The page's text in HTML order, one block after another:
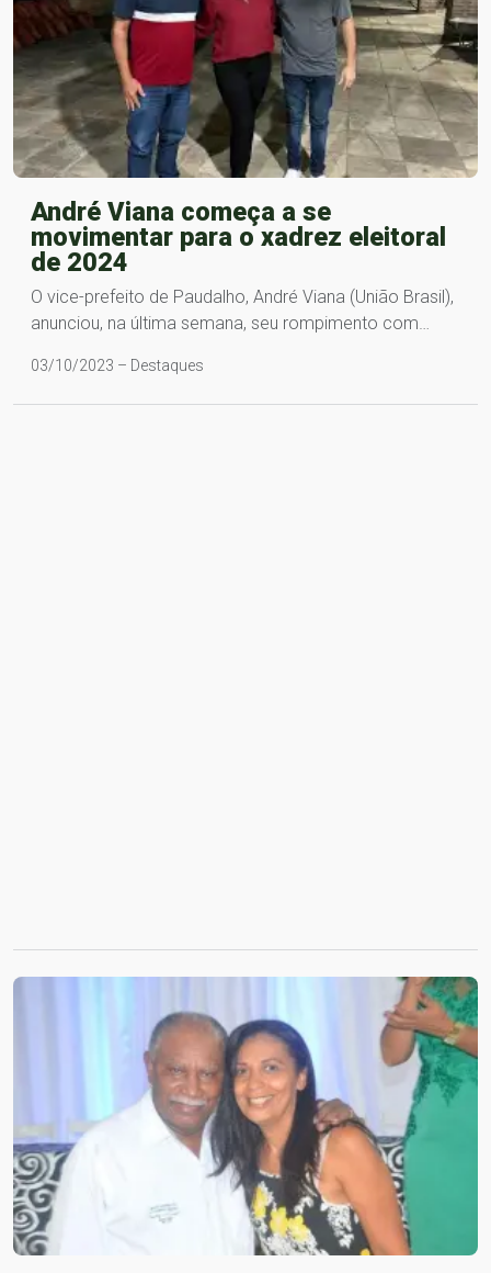
André Viana começa a se
movimentar para o xadrez eleitoral
de 2024
O vice-prefeito de Paudalho, André Viana (União Brasil),
anunciou, na última semana, seu rompimento com…
03/10/2023 – Destaques